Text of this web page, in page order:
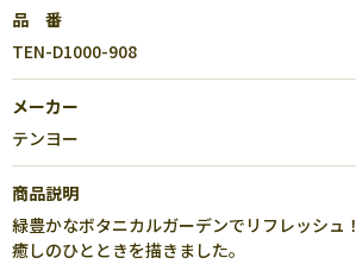
品 番
TEN-D1000-908
メーカー
テンヨー
商品説明
緑豊かなボタニカルガーデンでリフレッシュ！
癒しのひとときを描きました。